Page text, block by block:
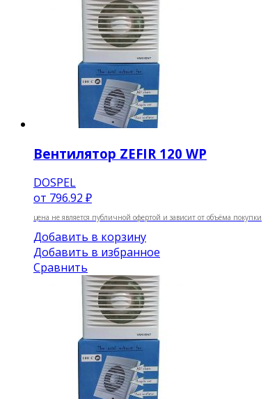
Вентилятор ZEFIR 120 WP
DOSPEL
от 796.92 ₽
цена не является публичной офертой и зависит от объёма покупки
Добавить в корзину
Добавить в избранное
Сравнить